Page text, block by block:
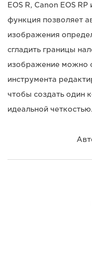
EOS R, Canon EOS
функция позволяет
изображения
сгладить границы
изображение можно
инструмента
чтобы создать один
идеальной четкостью.